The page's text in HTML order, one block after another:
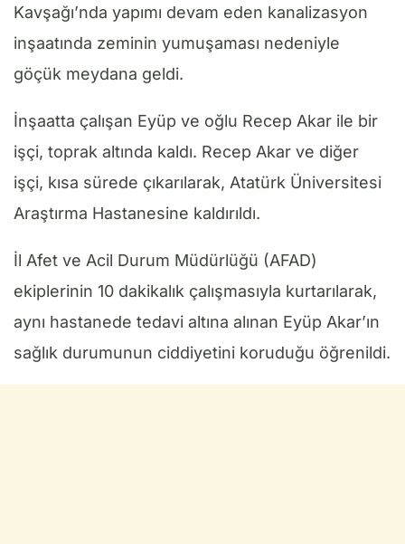
Kavşağı’nda yapımı devam eden kanalizasyon
inşaatında zeminin yumuşaması nedeniyle
göçük meydana geldi.
İnşaatta çalışan Eyüp ve oğlu Recep Akar ile bir
işçi, toprak altında kaldı. Recep Akar ve diğer
işçi, kısa sürede çıkarılarak, Atatürk Üniversitesi
Araştırma Hastanesine kaldırıldı.
İl Afet ve Acil Durum Müdürlüğü (AFAD)
ekiplerinin 10 dakikalık çalışmasıyla kurtarılarak,
aynı hastanede tedavi altına alınan Eyüp Akar’ın
sağlık durumunun ciddiyetini koruduğu öğrenildi.